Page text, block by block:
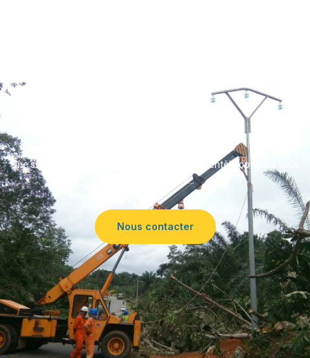
Une structure par référence de satisfaction clientèle optimale vous
ouvre ses portes…
Nous contacter